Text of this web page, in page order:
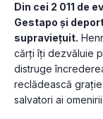
Din cei 2 011 de
Gestapo și
supraviețuit.
cărți îți dezvăluie
distruge
reclădească
salvatori ai omenirii.